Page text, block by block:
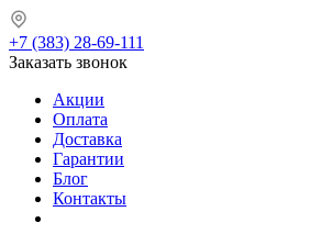
+7 (383) 28-69-111
Заказать звонок
Акции
Оплата
Доставка
Гарантии
Блог
Контакты